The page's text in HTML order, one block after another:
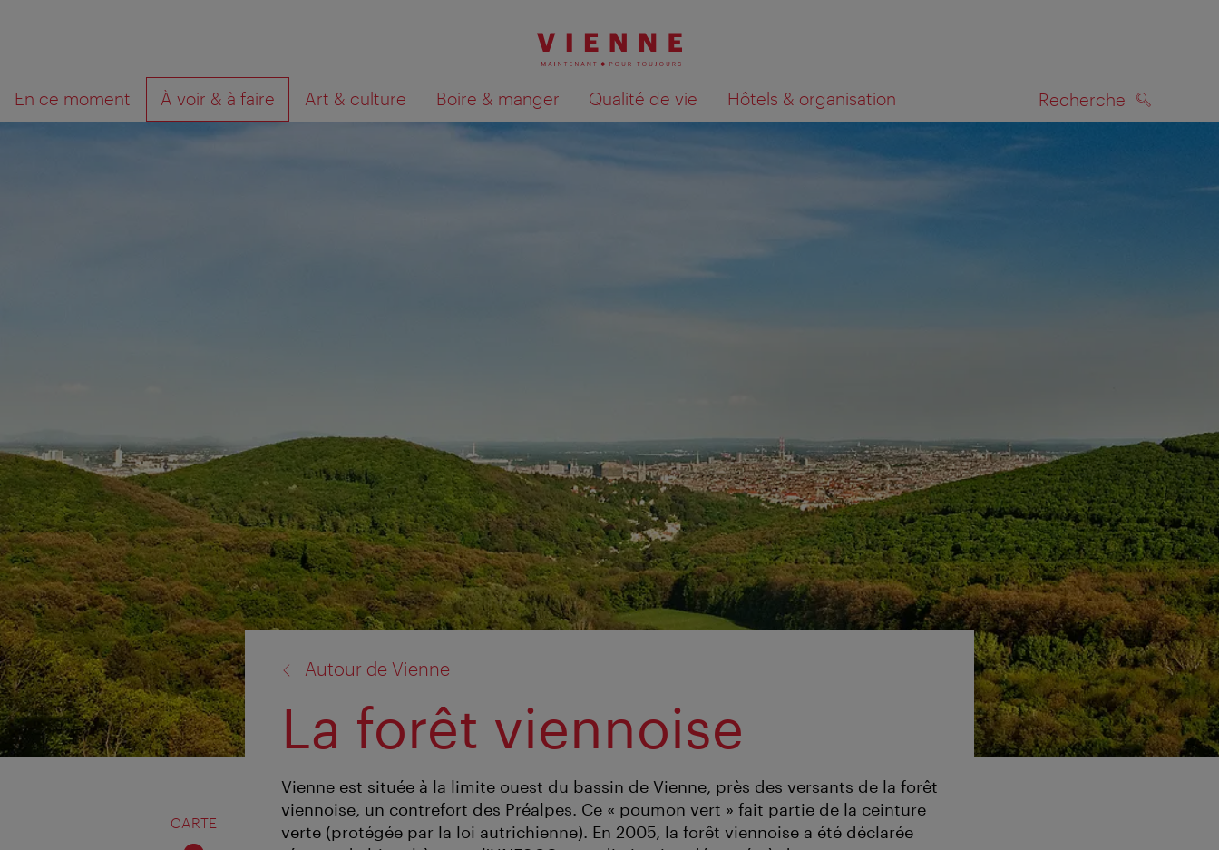
En ce moment À voir & à faire Art & culture Boire & manger Qualité de vie Hôtels & organisation Recherche
Que
cherchez-
vous?
CARTE
Autour de Vienne
La forêt viennoise
Vienne est située à la limite ouest du bassin de Vienne, près des versants de la forêt
viennoise, un contrefort des Préalpes. Ce « poumon vert » fait partie de la ceinture
verte (protégée par la loi autrichienne). En 2005, la forêt viennoise a été déclarée